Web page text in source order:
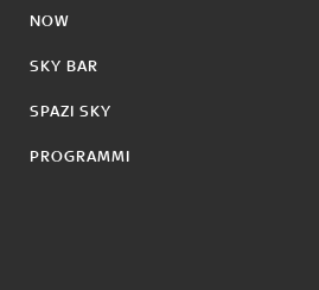
NOW
SKY BAR
SPAZI SKY
PROGRAMMI